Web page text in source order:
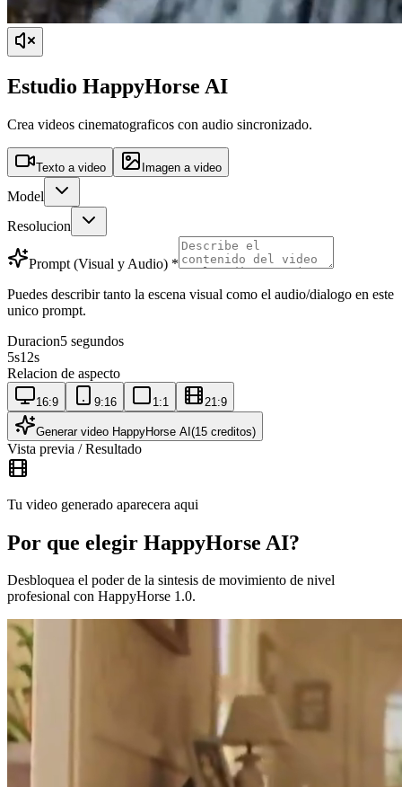
Estudio HappyHorse AI
Crea videos cinematograficos con audio sincronizado.
Texto a video Imagen a video
Model
Resolucion
Prompt (Visual y Audio) *
Puedes describir tanto la escena visual como el audio/dialogo en este
unico prompt.
Duracion5 segundos
5s12s
Relacion de aspecto
16:9 9:16 1:1 21:9
Generar video HappyHorse AI(15 creditos)
Vista previa / Resultado
Tu video generado aparecera aqui
Por que elegir HappyHorse AI?
Desbloquea el poder de la sintesis de movimiento de nivel
profesional con HappyHorse 1.0.